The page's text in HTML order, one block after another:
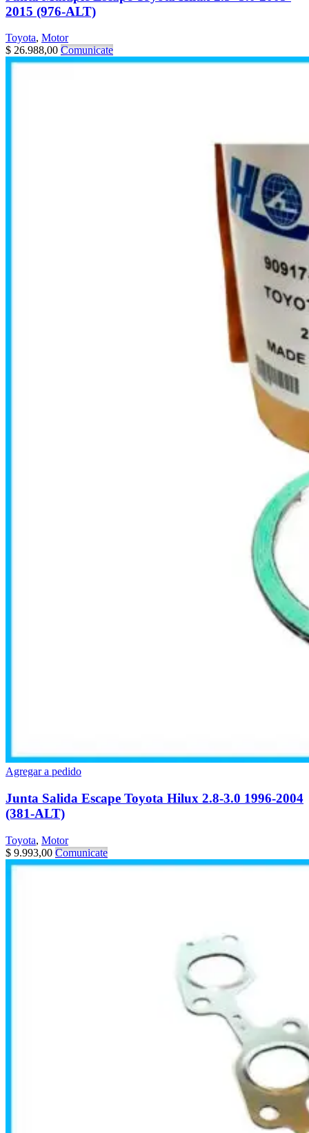
2015 (976-ALT)
Toyota, Motor
$ 26.988,00 Comunicate
Agregar a pedido
Junta Salida Escape Toyota Hilux 2.8-3.0 1996-2004
(381-ALT)
Toyota, Motor
$ 9.993,00 Comunicate